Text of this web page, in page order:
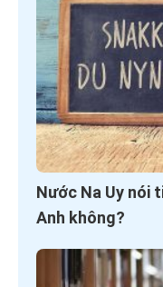
Nước Na Uy nói
Anh không?